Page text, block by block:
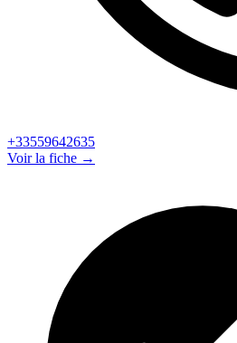
+33559642635
Voir la fiche →